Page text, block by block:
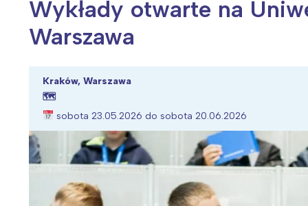
Wiosenny koncert ptaków na płocie
Wykłady otwarte na
Warszawa
Kraków, Warszawa
🗺
sobota 23.05.2026 do sobota 20.06.2026